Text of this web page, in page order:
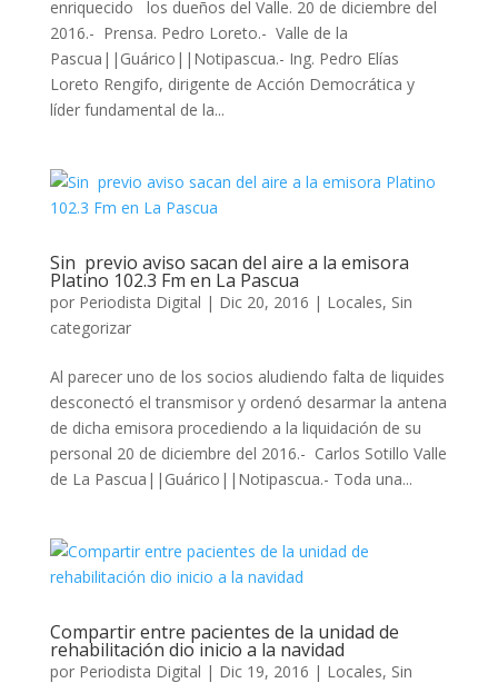
enriquecido los dueños del Valle. 20 de diciembre del
2016.- Prensa. Pedro Loreto.- Valle de la
Pascua||Guárico||Notipascua.- Ing. Pedro Elías
Loreto Rengifo, dirigente de Acción Democrática y
líder fundamental de la...
Sin previo aviso sacan del aire a la emisora
Platino 102.3 Fm en La Pascua
por Periodista Digital | Dic 20, 2016 | Locales, Sin
categorizar
Al parecer uno de los socios aludiendo falta de liquides
desconectó el transmisor y ordenó desarmar la antena
de dicha emisora procediendo a la liquidación de su
personal 20 de diciembre del 2016.- Carlos Sotillo Valle
de La Pascua||Guárico||Notipascua.- Toda una...
Compartir entre pacientes de la unidad de
rehabilitación dio inicio a la navidad
por Periodista Digital | Dic 19, 2016 | Locales, Sin